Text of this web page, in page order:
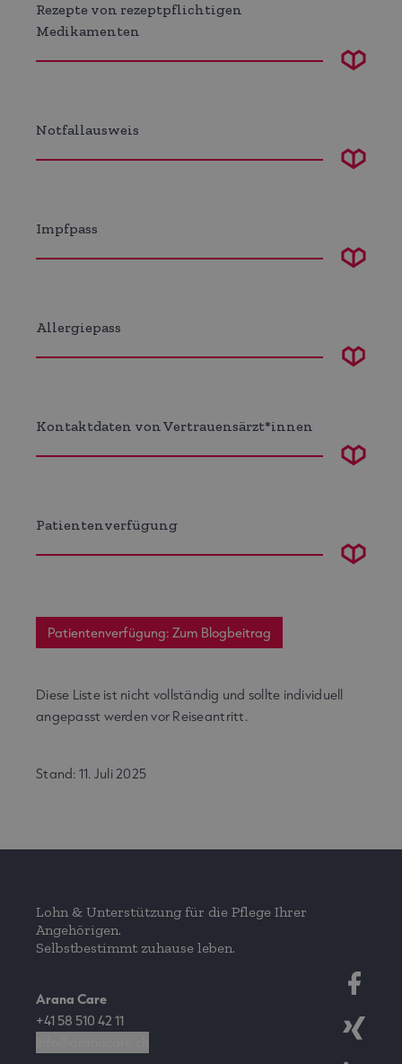
Rezepte von rezeptpflichtigen
Medikamenten
Notfallausweis
Impfpass
Allergiepass
Kontaktdaten von Vertrauensärzt*innen
Patientenverfügung
Patientenverfügung: Zum Blogbeitrag
Diese Liste ist nicht vollständig und sollte individuell
angepasst werden vor Reiseantritt.
Stand: 11. Juli 2025
Lohn & Unterstützung für die Pflege Ihrer
Angehörigen.
Selbstbestimmt zuhause leben.
Arana Care
+41 58 510 42 11